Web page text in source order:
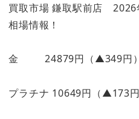
買取市場 鎌取駅前店
相場情報！
金 24879円（▲349円）
プラチナ 10649円（▲173円